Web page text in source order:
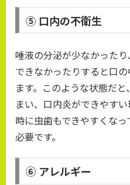
⑤ 口内の不衛生
唾液の分泌が少なかった
できなかったりすると口
ます。このような状態だ
まい、口内炎ができやす
時に虫歯もできやすくな
必要です。
⑥ アレルギー